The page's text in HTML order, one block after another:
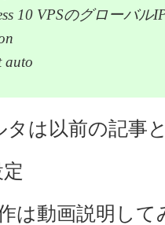
10 VPSのグローバル
auto
タは以前の記事
は動画説明し